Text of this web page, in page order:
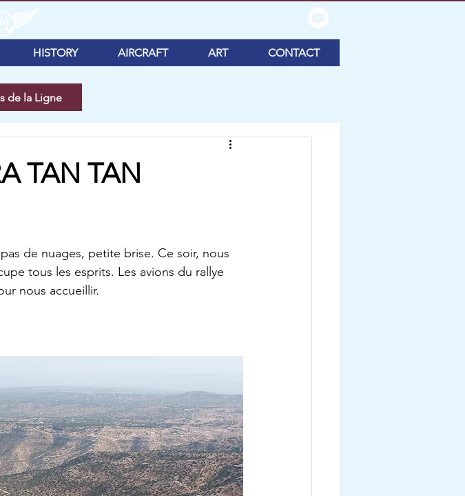
HISTORY AIRCRAFT ART CONTACT
de la Ligne
TAN TAN
tous les esprits. Les avions du rallye
nous accueillir.